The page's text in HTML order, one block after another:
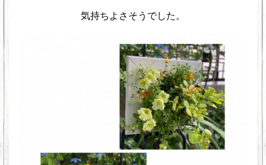
気持ちよさそうでした。